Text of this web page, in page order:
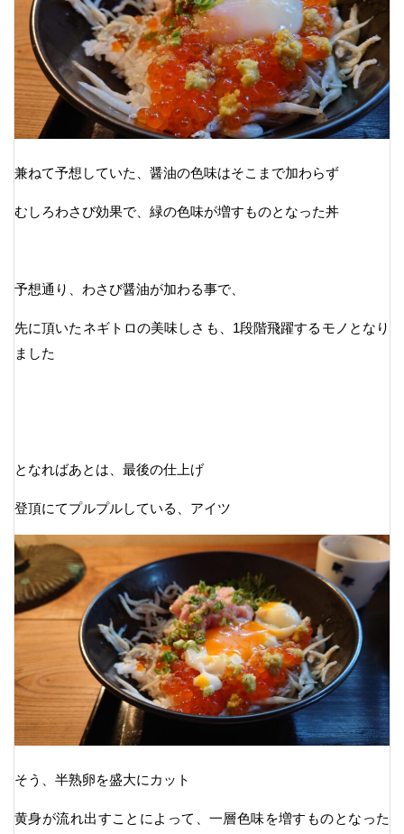
兼ねて予想していた、醤油の色味はそこまで加わらず
むしろわさび効果で、緑の色味が増すものとなった丼
予想通り、わさび醤油が加わる事で、
先に頂いたネギトロの美味しさも、1段階飛躍するモノとなり
ました
となればあとは、最後の仕上げ
登頂にてプルプルしている、アイツ
そう、半熟卵を盛大にカット
黄身が流れ出すことによって、一層色味を増すものとなった